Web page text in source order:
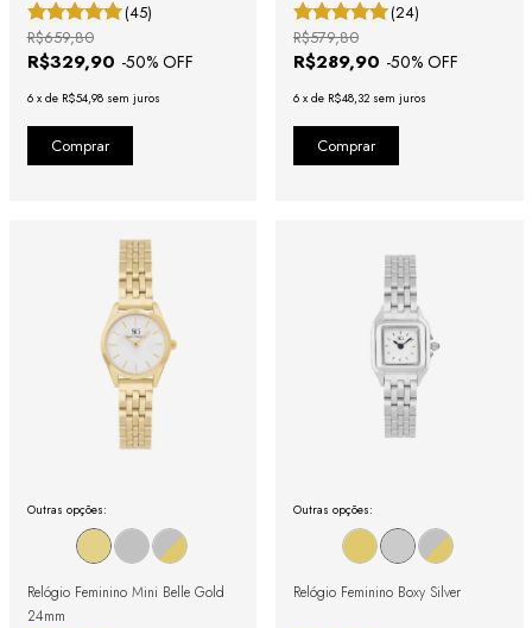
(45)
R$329,90 -50% OFF
R$659,80
6 x de R$54,98 sem juros
(24)
R$289,90 -50% OFF
R$579,80
6 x de R$48,32 sem juros
Outras opções:
Relógio Feminino Mini Belle Gold
24mm
Outras opções:
Relógio Feminino Boxy Silver